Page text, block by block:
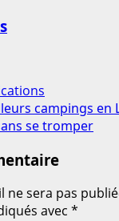
campings en
se tromper
ne sera pas
avec *